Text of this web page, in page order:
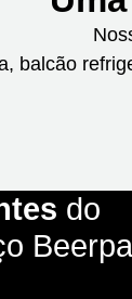
balcão
do